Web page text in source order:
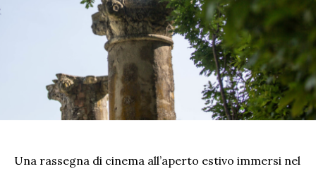
Una rassegna di cinema all’aperto estivo immersi nel